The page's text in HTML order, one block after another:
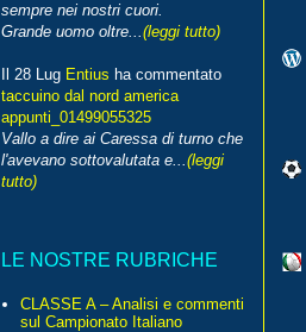
sempre nei nostri cuori.
Grande uomo oltre...(leggi tutto)
Il 28 Lug Entius ha commentato
taccuino dal nord america
appunti_01499055325
Vallo a dire ai Caressa di turno che
l'avevano sottovalutata e...(leggi
tutto)
LE NOSTRE RUBRICHE
CLASSE A – Analisi e commenti
sul Campionato Italiano